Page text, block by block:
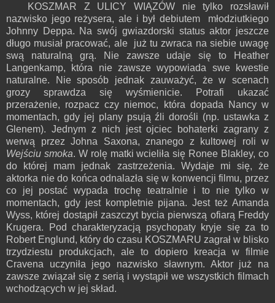
KOSZMAR Z ULICY WIĄZÓW nie tylko rozsławił
nazwisko jego reżysera, ale i był debiutem młodziutkiego
Johnny Deppa. Na swój gwiazdorski status aktor jeszcze
długo musiał pracować, ale już tu zwraca na siebie uwagę
swą naturalną grą. Nie zawsze udaje się to Heather
Langenkamp, która nie zawsze wypowiada swe kwestie
naturalne. Nie sposób jednak zauważyć, że w scenach
grozy sprawdza się wyśmienicie. Potrafi ukazać
przerażenie, rozpacz czy niemoc, która dopada Nancy w
momentach, gdy jej plany psują źli dorośli (np. ustawka z
Glenem). Jednym z nich jest ojciec bohaterki zagrany z
werwą przez Johna Saxona, znanego z kultowej roli w
Wejściu smoka. W rolę matki wcieliła się Ronee Blakley, co
do której mam jednak zastrzeżenia. Wydaje mi się, że
aktorka nie do końca odnalazła się w konwencji filmu, przez
co jej postać wypada trochę teatralnie i to nie tylko w
momentach, gdy jest kompletnie pijana. Jest też Amanda
Wyss, której dostąpił zaszczyt bycia pierwszą ofiarą Freddy
Krugera. Pod charakteryzacją psychopaty kryje się za to
Robert Englund, który do czasu KOSZMARU zagrał w blisko
trzydziestu produkcjach, ale to dopiero kreacja w filmie
Cravena uczyniła jego nazwisko sławnym. Aktor już na
zawsze związał się z serią i wystąpił we wszystkich filmach
wchodzących w jej skład.